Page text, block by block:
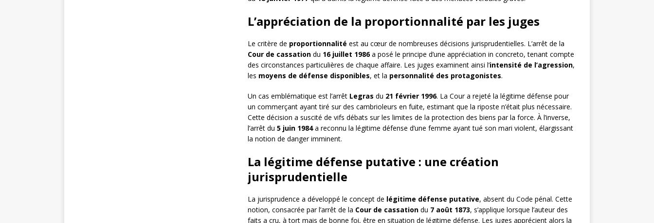
L’appréciation de la proportionnalité par les juges
Le critère de proportionnalité est au cœur de nombreuses décisions jurisprudentielles. L’arrêt de la
Cour de cassationdu 16 juillet 1986a posé le principe d’une appréciation in concreto, tenant compte
des circonstances particulières de chaque affaire. Les juges examinent ainsi l’intensité de l’agression,
les moyens de défense disponibles, et la personnalité des protagonistes.
Un cas emblématique est l’arrêt Legras du 21 février 1996. La Cour a rejeté la légitime défense pour
un commerçant ayant tiré sur des cambrioleurs en fuite, estimant que la riposte n’était plus nécessaire.
Cette décision a suscité de vifs débats sur les limites de la protection des biens par la force. À l’inverse,
l’arrêt du 5 juin 1984a reconnu la légitime défense d’une femme ayant tué son mari violent, élargissant
la notion de danger imminent.
La légitime défense putative : une création
jurisprudentielle
La jurisprudence a développé le concept de légitime défense putative, absent du Code pénal. Cette
notion, consacrée par l’arrêt de la Cour de cassationdu 7 août 1873, s’applique lorsque l’auteur des
faits a cru, à tort mais de bonne foi, être en situation de légitime défense. Les juges apprécient alors la